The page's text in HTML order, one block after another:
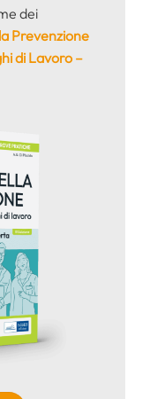
dei
Prevenzione
di Lavoro –